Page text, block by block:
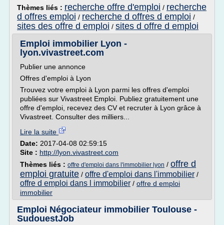
Thèmes liés : recherche offre d'emploi / recherche
d offres emploi / recherche d offres d emploi /
sites des offre d emploi / sites d offre d emploi
Emploi immobilier Lyon -
lyon.vivastreet.com
Publier une annonce
Offres d'emploi à Lyon
Trouvez votre emploi à Lyon parmi les offres d'emploi
publiées sur Vivastreet Emploi. Publiez gratuitement une
offre d'emploi, recevez des CV et recruter à Lyon grâce à
Vivastreet. Consulter des milliers...
Lire la suite
Date: 2017-04-08 02:59:15
Site : http://lyon.vivastreet.com
Thèmes liés : offre d'emploi dans l'immobilier lyon / offre d
emploi gratuite / offre d'emploi dans l'immobilier /
offre d emploi dans l immobilier / offre d emploi
immobilier
Emploi Négociateur immobilier Toulouse -
SudouestJob